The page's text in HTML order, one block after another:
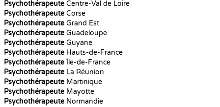
Psychothérapeute Centre-Val de Loire
Psychothérapeute Corse
Psychothérapeute Grand Est
Psychothérapeute Guadeloupe
Psychothérapeute Guyane
Psychothérapeute Hauts-de-France
Psychothérapeute Île-de-France
Psychothérapeute La Réunion
Psychothérapeute Martinique
Psychothérapeute Mayotte
Psychothérapeute Normandie